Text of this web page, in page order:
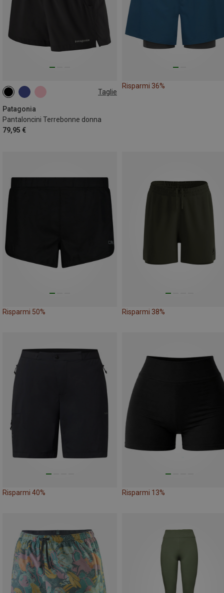
Taglie
Patagonia
Pantaloncini Terrebonne donna
79,95 €
XS M
Risparmi 36%
Risparmi 50% Risparmi 38%
Risparmi 40% Risparmi 13%